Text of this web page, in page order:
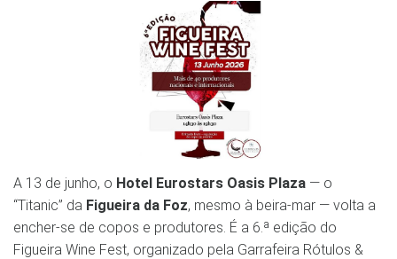
A 13 de junho, o Hotel Eurostars Oasis Plaza — o
“Titanic” da Figueira da Foz, mesmo à beira-mar — volta a
encher-se de copos e produtores. É a 6.ª edição do
Figueira Wine Fest, organizado pela Garrafeira Rótulos &